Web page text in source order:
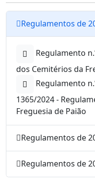
Regulamentos de
Regulamento
dos Cemitérios da
Regulamento
1365/2024 -
Freguesia de Paião
Regulamentos de
Regulamentos de